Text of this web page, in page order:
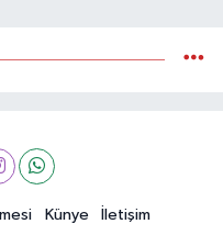
Künye İletişim